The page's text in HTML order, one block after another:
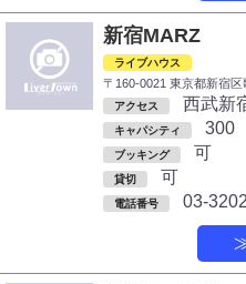
新宿MARZ
ライブハウス
〒160-0021 東京都新宿
アクセス 西武新
キャパシティ 300
ブッキング 可
貸切 可
電話番号 03-